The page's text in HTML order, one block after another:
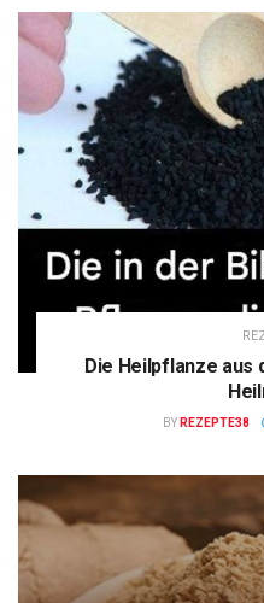
Die Heilpflanze aus
BY REZEPTE38